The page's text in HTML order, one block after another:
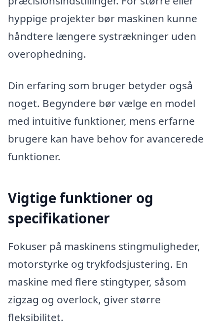
hyppige projekter bør maskinen kunne
håndtere længere systrækninger uden
overophedning.
Din erfaring som bruger betyder også
noget. Begyndere bør vælge en model
med intuitive funktioner, mens erfarne
brugere kan have behov for avancerede
funktioner.
Vigtige funktioner og
specifikationer
Fokuser på maskinens stingmuligheder,
motorstyrke og trykfodsjustering. En
maskine med flere stingtyper, såsom
zigzag og overlock, giver større
fleksibilitet.